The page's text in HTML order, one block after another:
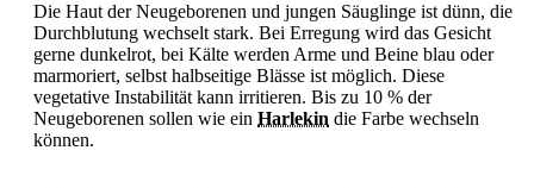
Die Haut der Neugeborenen und jungen Säuglinge ist dünn, die
Durchblutung wechselt stark. Bei Erregung wird das Gesicht
gerne dunkelrot, bei Kälte werden Arme und Beine blau oder
marmoriert, selbst halbseitige Blässe ist möglich. Diese
vegetative Instabilität kann irritieren. Bis zu 10 % der
Neugeborenen sollen wie ein Harlekin die Farbe wechseln
können.